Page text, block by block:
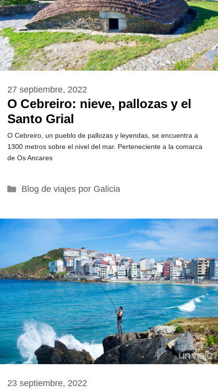
O Cebreiro: nieve, pallozas y el
Santo Grial
27 septiembre, 2022
O Cebreiro, un pueblo de pallozas y leyendas, se encuentra a
1300 metros sobre el nivel del mar. Perteneciente a la comarca
de Os Ancares
Categorías
Blog de viajes por Galicia
23 septiembre, 2022